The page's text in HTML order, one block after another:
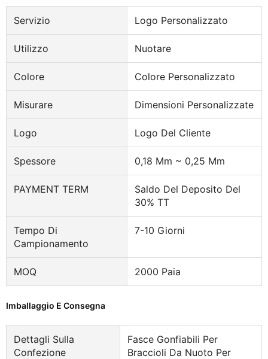
Servizio Logo Personalizzato
Utilizzo Nuotare
Colore Colore Personalizzato
Misurare Dimensioni Personalizzate
Logo Logo Del Cliente
Spessore 0,18 Mm ~ 0,25 Mm
PAYMENT TERM
Saldo Del Deposito Del
30% TT
Tempo Di
Campionamento
7-10 Giorni
MOQ 2000 Paia
Imballaggio E Consegna
Dettagli Sulla
Confezione
Fasce Gonfiabili Per
Braccioli Da Nuoto Per